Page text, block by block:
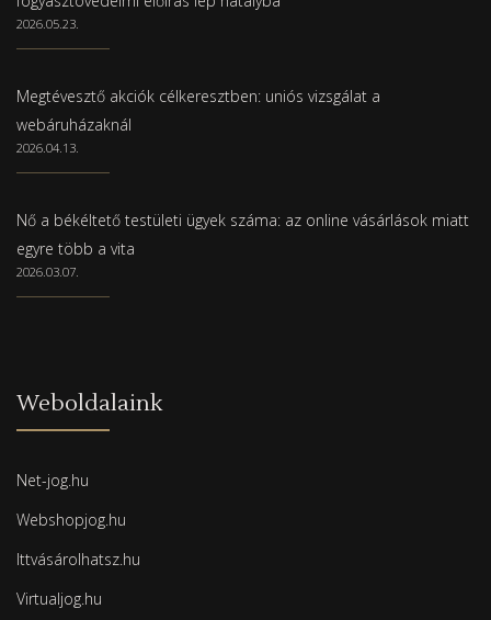
2026.05.23.
Megtévesztő akciók célkeresztben: uniós vizsgálat a
webáruházaknál
2026.04.13.
Nő a békéltető testületi ügyek száma: az online vásárlások miatt
egyre több a vita
2026.03.07.
Weboldalaink
Net-jog.hu
Webshopjog.hu
Ittvásárolhatsz.hu
Virtualjog.hu